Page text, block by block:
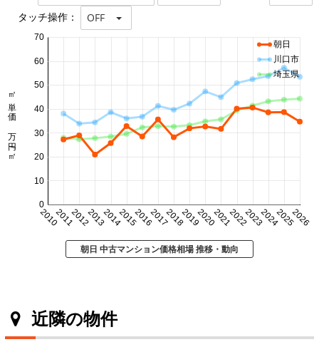
タッチ操作： OFF
20102011201220132014201520162017201820192020202120222023202420252026
0
10
20
30
40
50
60
70
㎡単価 万円/㎡
朝日
川口市
埼玉県
朝日 中古マンション価格相場 推移・動向
近隣の物件